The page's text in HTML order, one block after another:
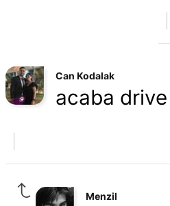
Can Kodalak
acaba
Menzil